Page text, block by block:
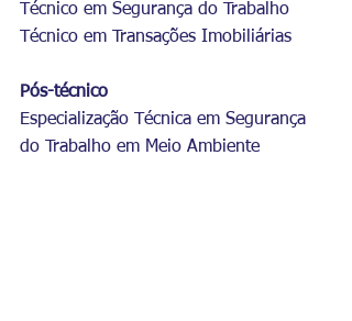
Técnico em Segurança do Trabalho
Técnico em Transações Imobiliárias
Pós-técnico
Especialização Técnica em Segurança
do Trabalho em Meio Ambiente